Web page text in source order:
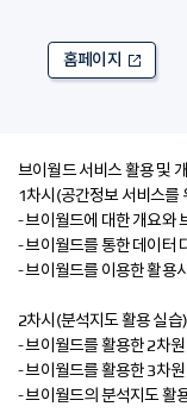
홈페이지
브이월드 서비스 활용 및
1차시(공간정보 서비스를
- 브이월드에 대한 개요와
- 브이월드를 통한 데이터
- 브이월드를 이용한 활용
2차시(분석지도 활용 실습)
- 브이월드를 활용한 2차
- 브이월드를 활용한 3차
- 브이월드의 분석지도 활